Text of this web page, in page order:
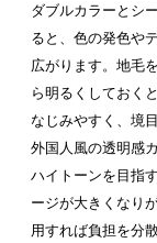
ダブルカラーとシ
ると、色の発色や
広がります。地毛
ら明るくしておく
なじみやすく、境
外国人風の透明感
ハイトーンを目指
ージが大きくなり
用すれば負担を分